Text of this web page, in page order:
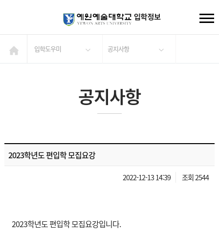
입학도우미 공지사항
공지사항
2023학년도 편입학 모집요강
2022-12-13 14:39 조회 2544
2023학년도 편입학 모집요강입니다.